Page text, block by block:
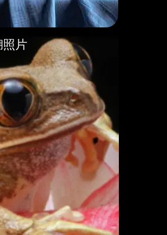
照片